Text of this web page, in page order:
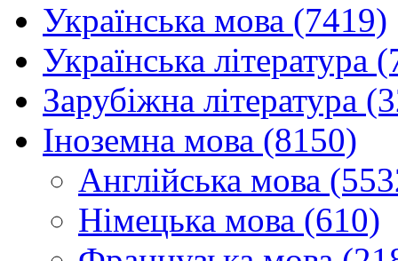
Українська мова (7419)
Українська література
Зарубіжна література
Іноземна мова (8150)
Англійська мова
Німецька мова (610)